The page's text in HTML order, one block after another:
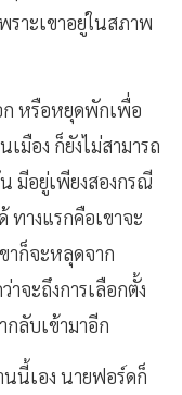
ราะเขาอยู่ในสภาพ
ก หรือหยุดพักเพื่อ
มือง ก็ยังไม่สามารถ
มีอยู่เพียงสองกรณี
ทางแรกคือเขาจะ
าก็จะหลุดจาก
จะถึงการเลือกตั้ง
ลับเข้ามาอีก
นนี้เอง นายฟอร์ดก็